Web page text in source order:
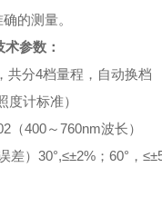
的测量。
术参数：
，共分4档量程，自动换档
度计标准）
（400～760nm波长）
差）30°,≤±2%； 60° ，